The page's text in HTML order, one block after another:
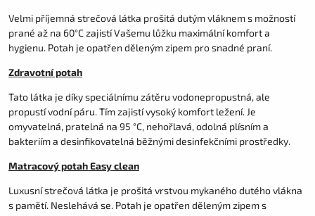
Velmi příjemná strečová látka prošitá dutým vláknem s možností
prané až na 60°C zajistí Vašemu lůžku maximální komfort a
hygienu. Potah je opatřen děleným zipem pro snadné praní.
Zdravotní potah
Tato látka je díky speciálnímu zátěru vodonepropustná, ale
propustí vodní páru. Tím zajistí vysoký komfort ležení. Je
omyvatelná, pratelná na 95 °C, nehořlavá, odolná plísním a
bakteriím a desinfikovatelná běžnými desinfekčními prostředky.
Matracový potah Easy clean
Luxusní strečová látka je prošitá vrstvou mykaného dutého vlákna
s pamětí. Neslehává se. Potah je opatřen děleným zipem s